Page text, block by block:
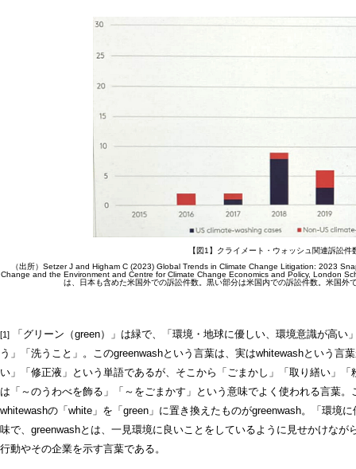
【図1】クライメート・ウォッシュ関連訴訟件
（出所）Setzer J and Higham C (2023) Global Trends in Climate Change Litigation: 2023
Change and the Environment and Centre for Climate Change Economics and Policy, London
は、日本も含めた米国外での訴訟件数。黒い部分は米国内での訴訟件数。米国外
[1]
「グリーン（green）」は緑で、「環境・地球に優しい、環境意識が高
う」「洗うこと」。このgreenwashという言葉は、実はwhitewashという言
い」「修正液」という単語であるが、そこから「ごまかし」「取り繕い」
は「～のうわべを飾る」「～をごまかす」という意味でよく使われる言葉
whitewashの「white」を「green」に置き換えたものがgreenwash。「環境
味で、greenwashとは、一見環境に良いことをしているように見せかけな
行動やその企業を示す言葉である。